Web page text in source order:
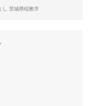
し 茨城県稲敷市